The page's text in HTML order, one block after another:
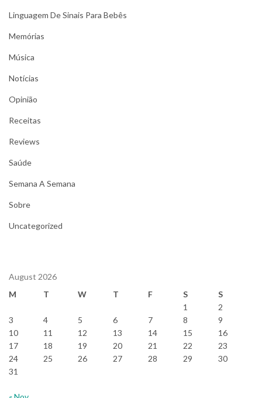
Linguagem De Sinais Para Bebês
Memórias
Música
Notícias
Opinião
Receitas
Reviews
Saúde
Semana A Semana
Sobre
Uncategorized
August 2026
M
T W T F S
S
1
2
3
4 5 6 7 8
9
10
11 12 13 14 15
16
17
18 19 20 21 22
23
24
25 26 27 28 29
30
31